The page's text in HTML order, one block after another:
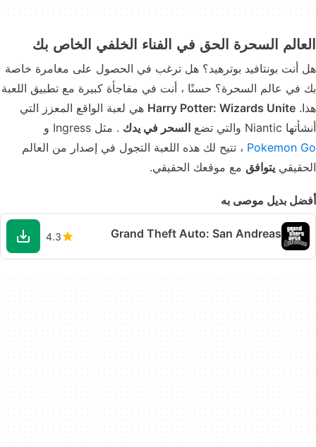
العالم السحرة الحق في الفناء الخلفي الخاص بك
هل أنت بونتافيد بوترهيد؟ هل ترغب في الحصول على مغامرة خاصة
بك في عالم السحرة؟ حسنًا ، أنت في مفاجأة كبيرة مع تطبيق اللعبة
هذا. Harry Potter: Wizards Unite هي لعبة الواقع المعزز التي
أنشأتها Niantic والتي تضع
السحر في يدك . مثل Ingress و
Pokemon Go ، تتيح لك هذه اللعبة التجول في إصدار من العالم
الحقيقي يتوافق مع موقعك الحقيقي.
أفضل بديل موصى به
Grand Theft Auto: San Andreas
4.3